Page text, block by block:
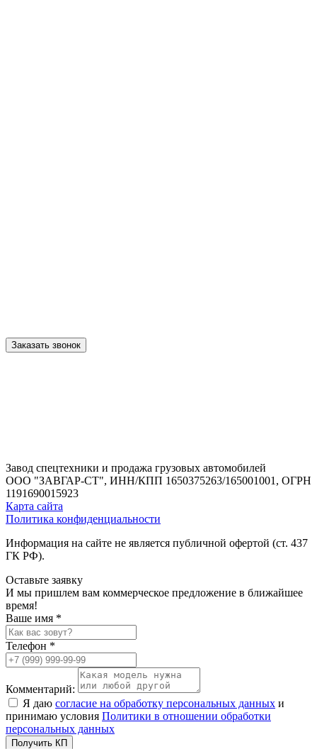
Заказать звонок
Завод спецтехники и продажа грузовых автомобилей
ООО "ЗАВГАР-СТ", ИНН/КПП 1650375263/165001001, ОГРН
1191690015923
Карта сайта
Политика конфиденциальности
Информация на сайте не является публичной офертой (ст. 437
ГК РФ).
Оставьте заявку
И мы пришлем вам коммерческое предложение в ближайшее
время!
Ваше имя *
Телефон *
Комментарий:
Я даю согласие на обработку персональных данных и
принимаю условия Политики в отношении обработки
персональных данных
Получить КП